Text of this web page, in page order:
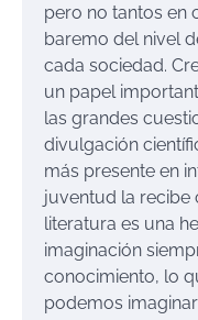
pero no tantos en
baremo del nivel
cada sociedad.
un papel
las grandes
divulgación
más presente en
juventud la recibe
literatura es una
imaginación
conocimiento, lo
podemos